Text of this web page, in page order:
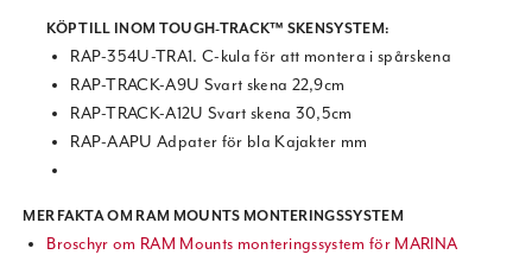
KÖP TILL INOM TOUGH-TRACK™ SKENSYSTEM:
RAP-354U-TRA1. C-kula för att montera i spårskena
RAP-TRACK-A9U Svart skena 22,9cm
RAP-TRACK-A12U Svart skena 30,5cm
RAP-AAPU Adpater för bla Kajakter mm
MER FAKTA OM RAM MOUNTS MONTERINGSSYSTEM
Broschyr om RAM Mounts monteringssystem för MARINA